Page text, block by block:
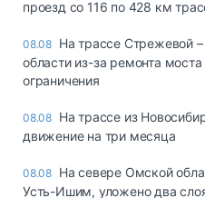
проезд со 116 по 428 км
08.08 На трассе Стрежевой
области из-за ремонта
ограничения
08.08 На трассе из
движение на три месяца
08.08 На севере Омской
Усть-Ишим, уложено два